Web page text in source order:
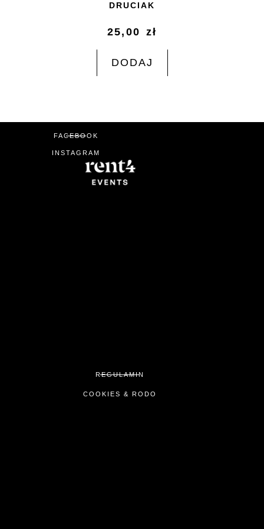
DRUCIAK
25,00 zł
DODAJ
FACEBOOK
INSTAGRAM
REGULAMIN
COOKIES & RODO